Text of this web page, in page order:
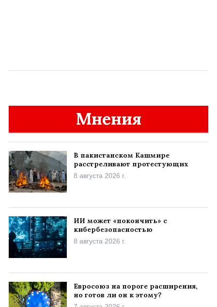
Мнения
В пакистанском Кашмире
расстреливают протестующих
8 августа 2026 г.
ИИ может «покончить» с
кибербезопасностью
8 августа 2026 г.
Евросоюз на пороге расширения,
но готов ли он к этому?